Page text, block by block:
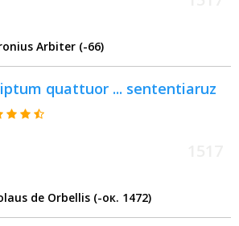
Arbiter (-66)
quattuor ... sententiaruz
de Orbellis (-ок. 1472)